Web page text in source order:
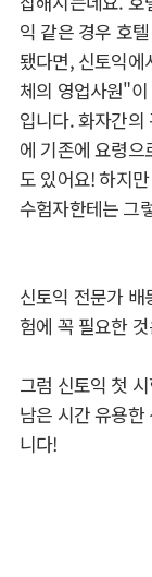
익 같은 경우 호
됐다면, 신토익에
체의 영업사원"
입니다. 화자간
에 기존에 요령
도 있어요! 하지
수험자한테는 그
신토익 전문가
험에 꼭 필요한
그럼 신토익 첫
남은 시간 유용
니다!